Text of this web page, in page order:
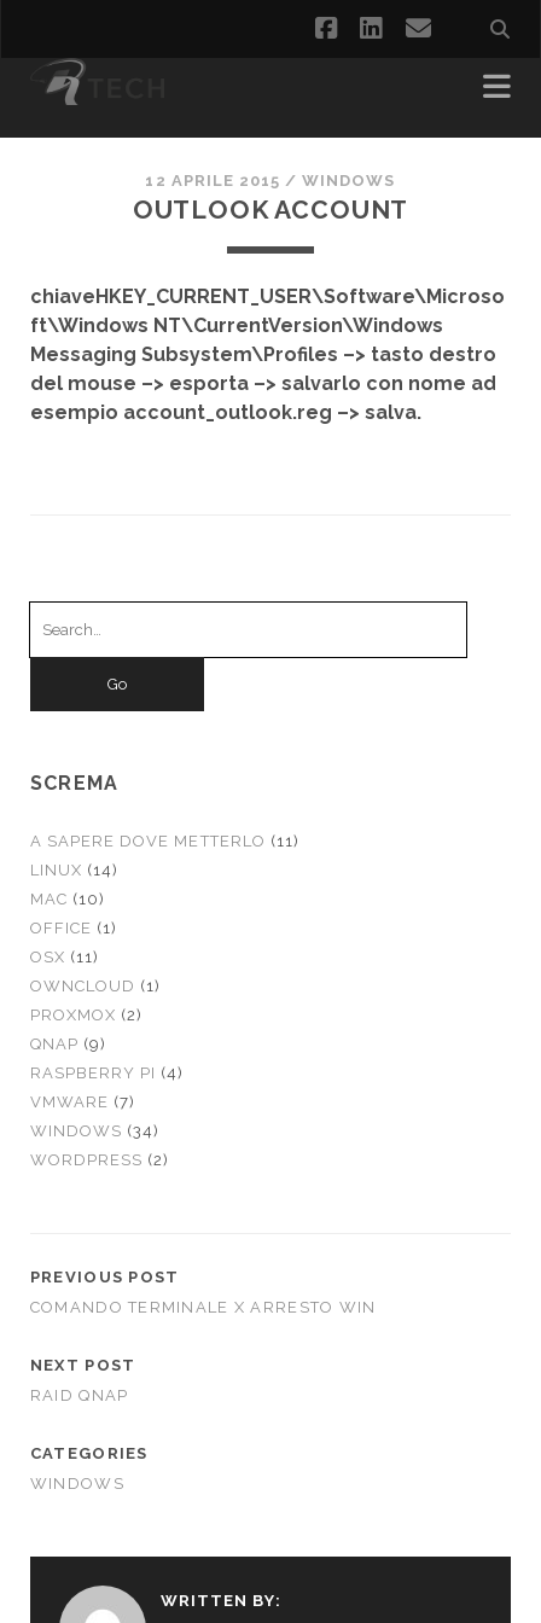
facebook
linkedinemail
12 APRILE 2015 /WINDOWS
OUTLOOK ACCOUNT
chiaveHKEY_CURRENT_USER\Software\Microso
ft\Windows NT\CurrentVersion\Windows
Messaging Subsystem\Profiles –> tasto destro
del mouse –> esporta –> salvarlo con nome ad
esempio account_outlook.reg –> salva.
SCREMA
A SAPERE DOVE METTERLO (11)
LINUX (14)
MAC (10)
OFFICE (1)
OSX (11)
OWNCLOUD (1)
PROXMOX (2)
QNAP (9)
RASPBERRY PI (4)
VMWARE (7)
WINDOWS (34)
WORDPRESS (2)
PREVIOUS POST
COMANDO TERMINALE X ARRESTO WIN
NEXT POST
RAID QNAP
CATEGORIES
WINDOWS
WRITTEN BY: